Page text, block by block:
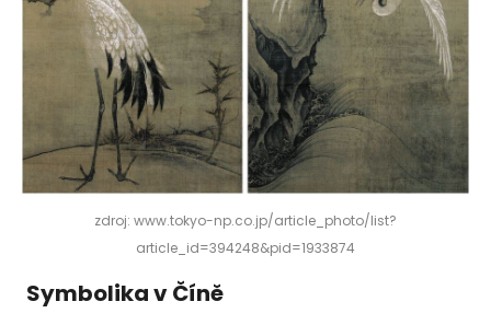
zdroj: www.tokyo-np.co.jp/article_photo/list?
article_id=394248&pid=1933874
Symbolika v Číně